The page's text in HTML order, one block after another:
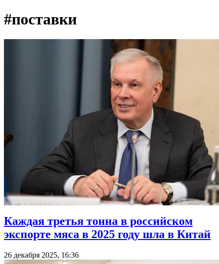
#поставки
Каждая третья тонна в российском
экспорте мяса в 2025 году шла в Китай
26 декабря 2025, 16:36